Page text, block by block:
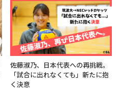
佐藤淑乃、日本代表への再挑戦。
「試合に出れなくても」新たに抱
く決意